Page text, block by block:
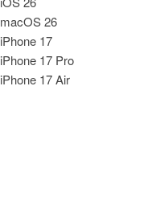
macOS 26
iPhone 17
iPhone 17 Pro
iPhone 17 Air